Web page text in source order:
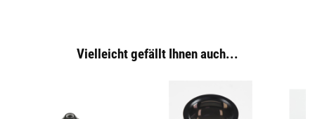
Vielleicht gefällt Ihnen auch...